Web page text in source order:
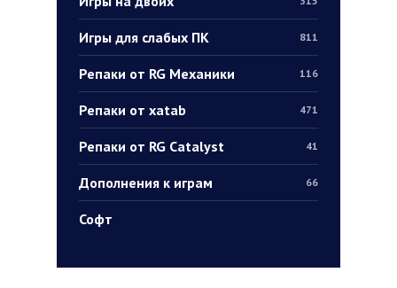
Игры для слабых ПК 811
Репаки от RG Механики 116
Репаки от xatab 471
Репаки от RG Catalyst 41
Дополнения к играм 66
Софт